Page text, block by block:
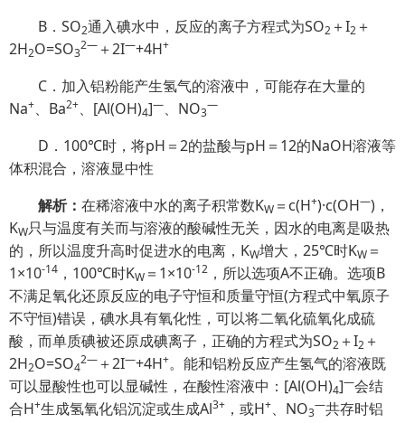
B．SO2通入碘水中，反应的离子方程式为SO2 ＋I2 ＋
2H2O=SO3
2— ＋2I—+4H+
C．加入铝粉能产生氢气的溶液中，可能存在大量的
Na+、Ba2+、[Al(OH)4]—、NO3
—
D．100℃时，将pH＝2的盐酸与pH＝12的NaOH溶液等
体积混合，溶液显中性
解析： 在稀溶液中水的离子积常数KW ＝c(H+)·c(OH—)，
KW只与温度有关而与溶液的酸碱性无关，因水的电离是吸热
的，所以温度升高时促进水的电离，KW增大，25℃时KW ＝
1×10-14 ，100℃时KW ＝1×10-12 ，所以选项A不正确。选项B
不满足氧化还原反应的电子守恒和质量守恒(方程式中氧原子
不守恒)错误，碘水具有氧化性，可以将二氧化硫氧化成硫
酸，而单质碘被还原成碘离子，正确的方程式为SO2 ＋I2 ＋
2H2O=SO4
2— ＋2I—+4H+。能和铝粉反应产生氢气的溶液既
可以显酸性也可以显碱性，在酸性溶液中：[Al(OH)4]—会结
合H+生成氢氧化铝沉淀或生成Al3+ ，或H+、NO3
—共存时铝